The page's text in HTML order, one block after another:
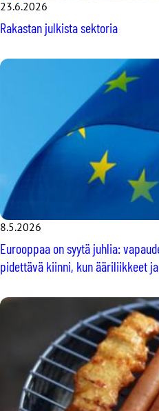
23.6.2026
Rakastan julkista sektoria
8.5.2026
Eurooppaa on syytä juhlia:
pidettävä kiinni, kun ääriliikkeet